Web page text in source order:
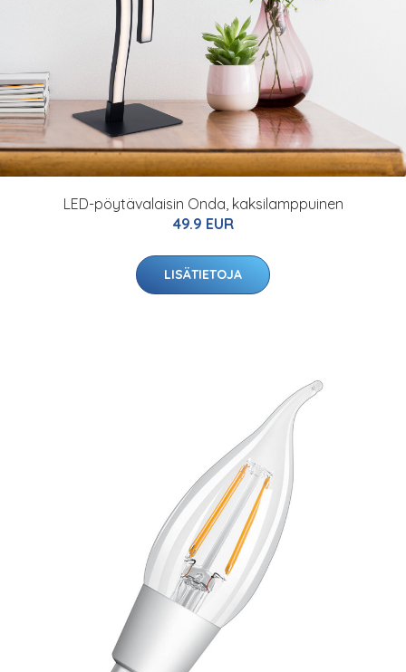
LED-pöytävalaisin Onda, kaksilamppuinen
49.9 EUR
LISÄTIETOJA